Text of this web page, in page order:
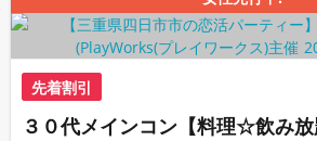
先着割引
３０代メインコン【料理☆飲み放